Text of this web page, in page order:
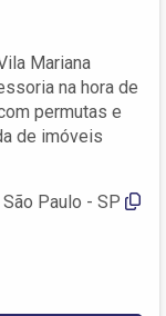
Mariana
na hora de
permutas e
de imóveis
Paulo - SP